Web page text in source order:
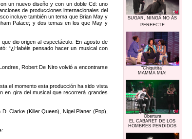
un nuevo diseño y con un doble Cd: uno
de producciones internacionales del
incluye también un tema que Brian May y
Palace; y dos temas en los que May y
dio origen al espectáculo. En agosto de
“¿Habéis pensado hacer un musical con
Robert De Niro volvió a encontrarse
el momento esta producción ha sido vista
en gira del musical que recorrerá grandes
Clarke (Killer Queen), Nigel Planer (Pop),
SUGAR, NINGÃ NO ÃS
PERFECTE
"Chiquitita"
MAMMA MIA!
Obertura
EL CABARET DE LOS
HOMBRES PERDIDOS